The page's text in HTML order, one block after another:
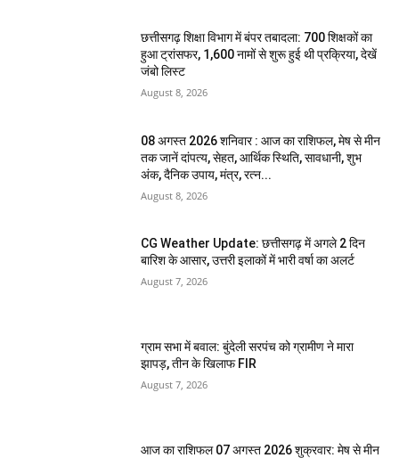
छत्तीसगढ़ शिक्षा विभाग में बंपर तबादला: 700 शिक्षकों का
हुआ ट्रांसफर, 1,600 नामों से शुरू हुई थी प्रक्रिया, देखें
जंबो लिस्ट
August 8, 2026
08 अगस्त 2026 शनिवार : आज का राशिफल, मेष से मीन
तक जानें दांपत्य, सेहत, आर्थिक स्थिति, सावधानी, शुभ
अंक, दैनिक उपाय, मंत्र, रत्न...
August 8, 2026
CG Weather Update: छत्तीसगढ़ में अगले 2 दिन
बारिश के आसार, उत्तरी इलाकों में भारी वर्षा का अलर्ट
August 7, 2026
ग्राम सभा में बवाल: बुंदेली सरपंच को ग्रामीण ने मारा
झापड़, तीन के खिलाफ FIR
August 7, 2026
आज का राशिफल 07 अगस्त 2026 शुक्रवार: मेष से मीन